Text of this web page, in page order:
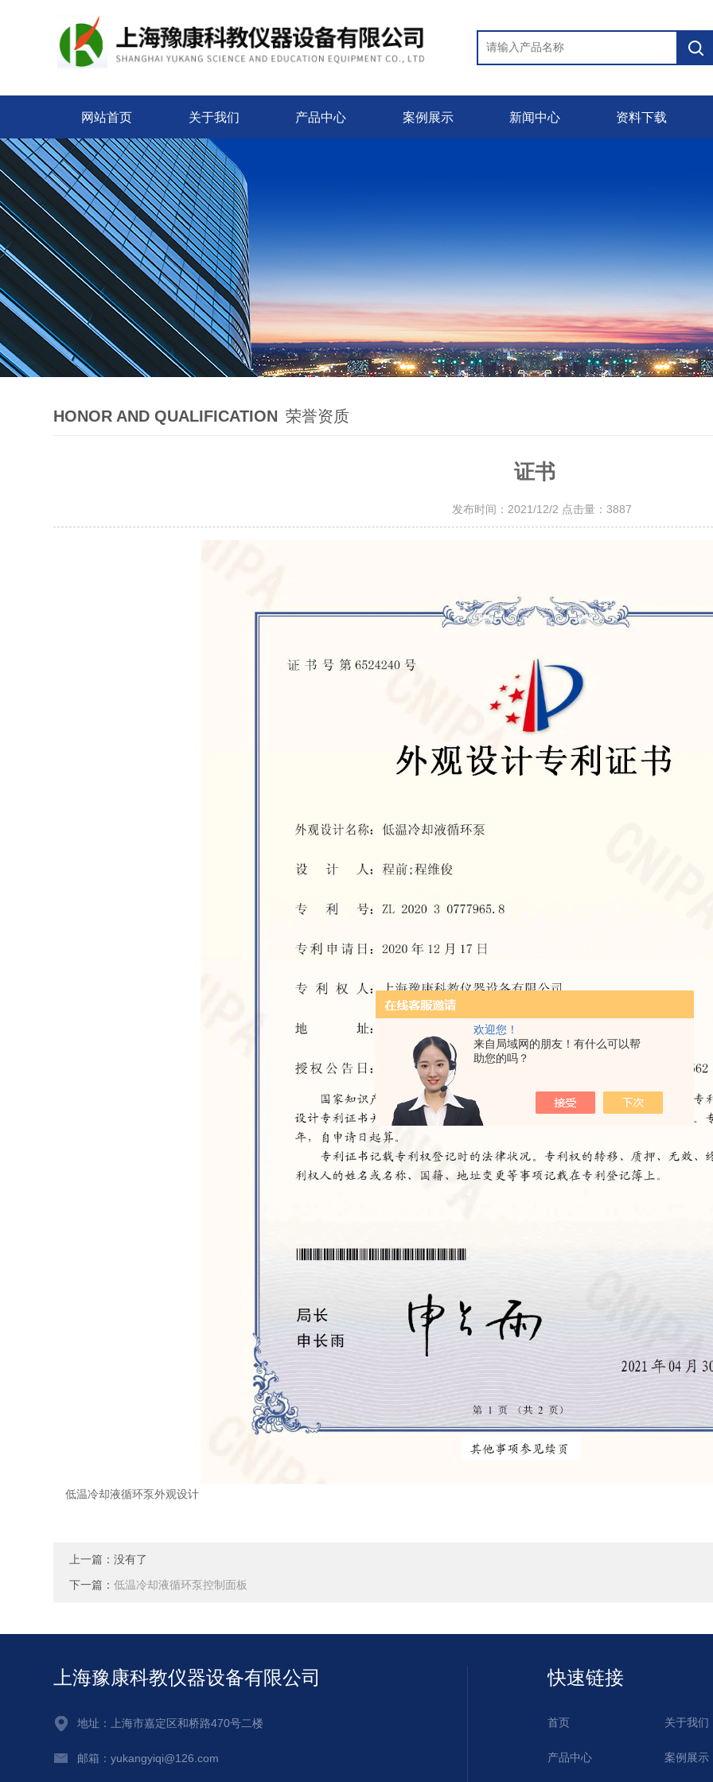
欢迎您！
来自局域网的朋友！有什么可以帮
助您的吗？
网站首页 关于我们 产品中心 案例展示 新闻中心 资料下载
HONOR AND QUALIFICATION 荣誉资质
证书
发布时间：2021/12/2 点击量： 3887
低温冷却液循环泵外观设计
上一篇：没有了
下一篇：低温冷却液循环泵控制面板
上海豫康科教仪器设备有限公司
地址：上海市嘉定区和桥路470号二楼
邮箱：yukangyiqi@126.com
快速链接
首页 关于我们
产品中心 案例展示